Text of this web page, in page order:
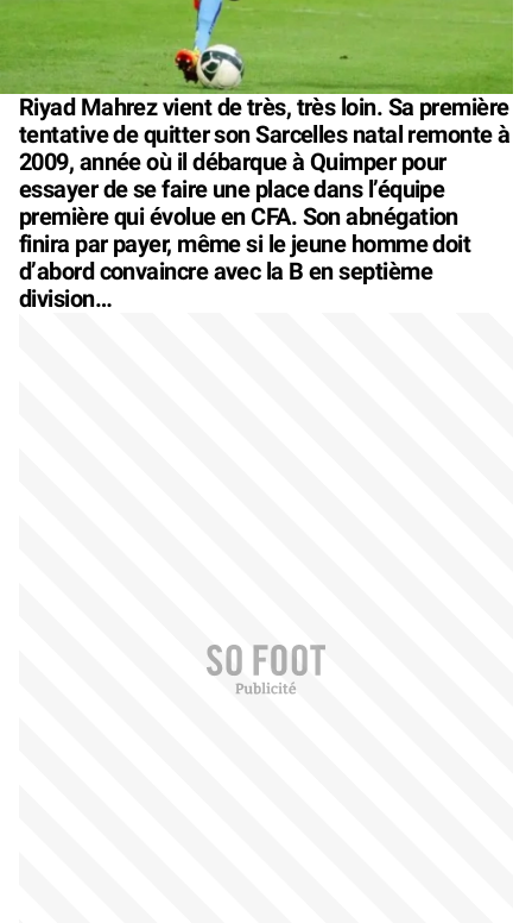
Riyad Mahrez vient de très, très loin. Sa première
tentative de quitter son Sarcelles natal remonte à
2009, année où il débarque à Quimper pour
essayer de se faire une place dans l’équipe
première qui évolue en CFA. Son abnégation
finira par payer, même si le jeune homme doit
d’abord convaincre avec la B en septième
division…